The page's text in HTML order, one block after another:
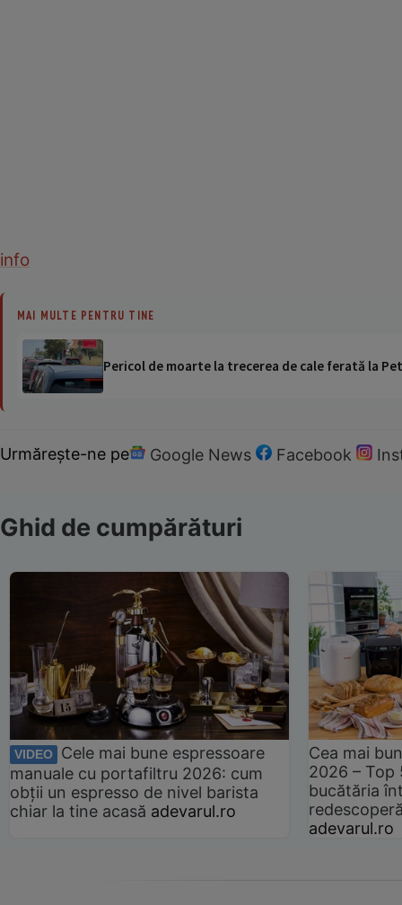
info
MAI MULTE PENTRU TINE
Pericol de moarte la trecerea de cale ferată la
Urmărește-ne pe Google News Facebook
Ghid de cumpărături
VIDEO
Cele mai bune espressoare
manuale cu portafiltru 2026: cum
obții un espresso de nivel barista
chiar la tine acasă adevarul.ro
Cea mai
2026 –
bucătăria
adevarul.ro